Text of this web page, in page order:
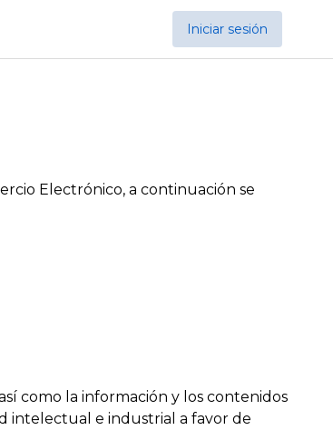
Iniciar sesión
Electrónico, a continuación se
como la información y los contenidos
intelectual e industrial a favor de